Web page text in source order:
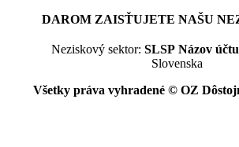
DAROM ZAISŤUJETE NAŠU
Neziskový sektor: SLSP Názov
Slovenska
Všetky práva vyhradené © OZ